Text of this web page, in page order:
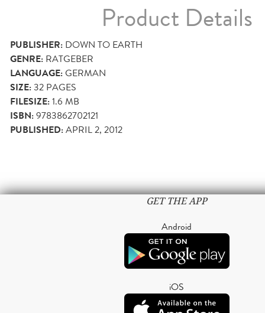
Product Details
PUBLISHER: DOWN TO EARTH
GENRE: RATGEBER
LANGUAGE:GERMAN
SIZE:32 PAGES
FILESIZE:1.6 MB
ISBN:9783862702121
PUBLISHED:APRIL 2, 2012
GET THE APP
Android
iOS